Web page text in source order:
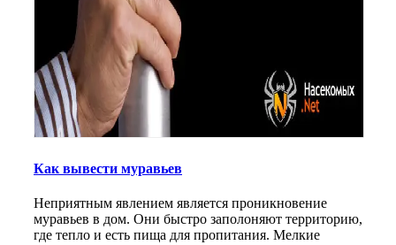
Как вывести муравьев
Неприятным явлением является проникновение
муравьев в дом. Они быстро заполоняют территорию,
где тепло и есть пища для пропитания. Мелкие